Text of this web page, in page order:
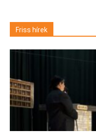
Friss hírek